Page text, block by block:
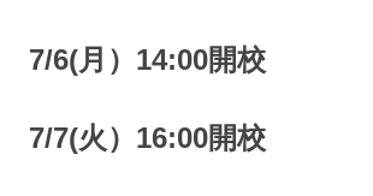
7/6(月）14:00開校
7/7(火）16:00開校